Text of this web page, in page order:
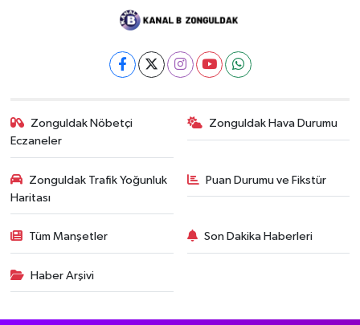
Zonguldak Nöbetçi
Eczaneler
Zonguldak Hava Durumu
Zonguldak Trafik Yoğunluk
Haritası
Puan Durumu ve Fikstür
Tüm Manşetler Son Dakika Haberleri
Haber Arşivi